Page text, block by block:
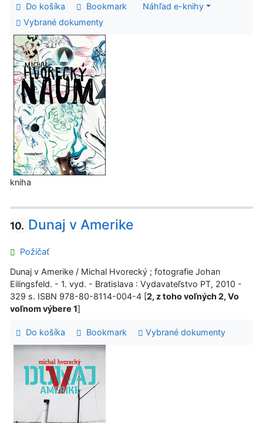
Do košíka Bookmark
Náhľad e-knihy
Vybrané dokumenty
kniha
10. Dunaj v Amerike
Požičať
Dunaj v Amerike / Michal Hvorecký ; fotografie Johan
Eilingsfeld. - 1. vyd. - Bratislava : Vydavateľstvo PT, 2010 -
329 s. ISBN 978-80-8114-004-4 [2, z toho voľných 2, Vo
voľnom výbere 1]
Do košíka Bookmark Vybrané dokumenty